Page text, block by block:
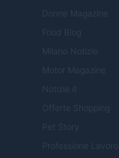
Donne Magazine
Food Blog
Milano Notizie
Motor Magazine
Notizie.it
Offerte Shopping
Pet Story
Professione Lavoro